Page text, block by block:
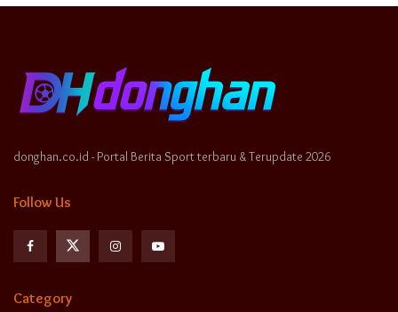
donghan.co.id - Portal Berita Sport terbaru & Terupdate 2026
Follow Us
Category